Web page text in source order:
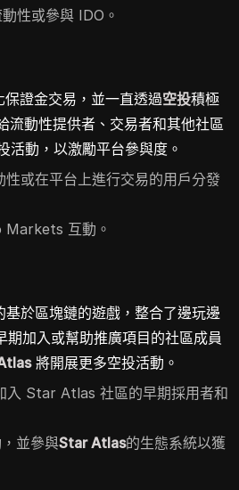
性或參與 IDO。
證金交易，並一直透過空投積極
流動性提供者、交易者和其他社區
動，以激勵平台參與度。
或在平台上進行交易的用戶分發
Markets 互動。
於區塊鏈的遊戲，整合了邊玩邊
加入或幫助推廣項目的社區成員
將開展更多空投活動。
入 Star Atlas 社區的早期採用者和
並參與Star Atlas的生態系統以獲